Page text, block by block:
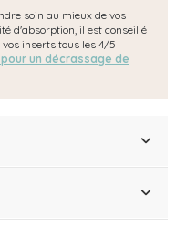
soin au mieux de vos
d'absorption, il est conseillé
inserts tous les 4/5
un décrassage de